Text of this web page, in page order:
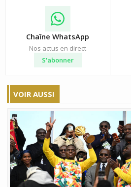
Chaîne WhatsApp
Nos actus en direct
S'abonner
VOIR AUSSI